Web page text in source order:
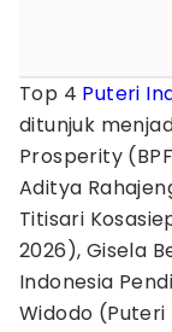
Top 4 Puteri
ditunjuk
Prosperity
Aditya
Titisari
2026), Gisela
Indonesia
Widodo (Puteri